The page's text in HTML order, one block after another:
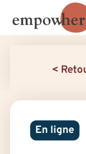
<
En ligne